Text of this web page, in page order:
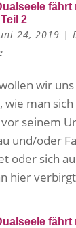
2
24, 2019 |
wir
wie man
seinem
und/oder
oder sich
hier